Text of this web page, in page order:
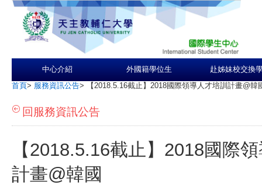
中心介紹 外國籍學位生 赴姊妹校交換
首頁> 服務資訊公告> 【2018.5.16截止】2018國際領導人才培訓計畫@韓
回服務資訊公告
【2018.5.16截止】2018國際
計畫@韓國